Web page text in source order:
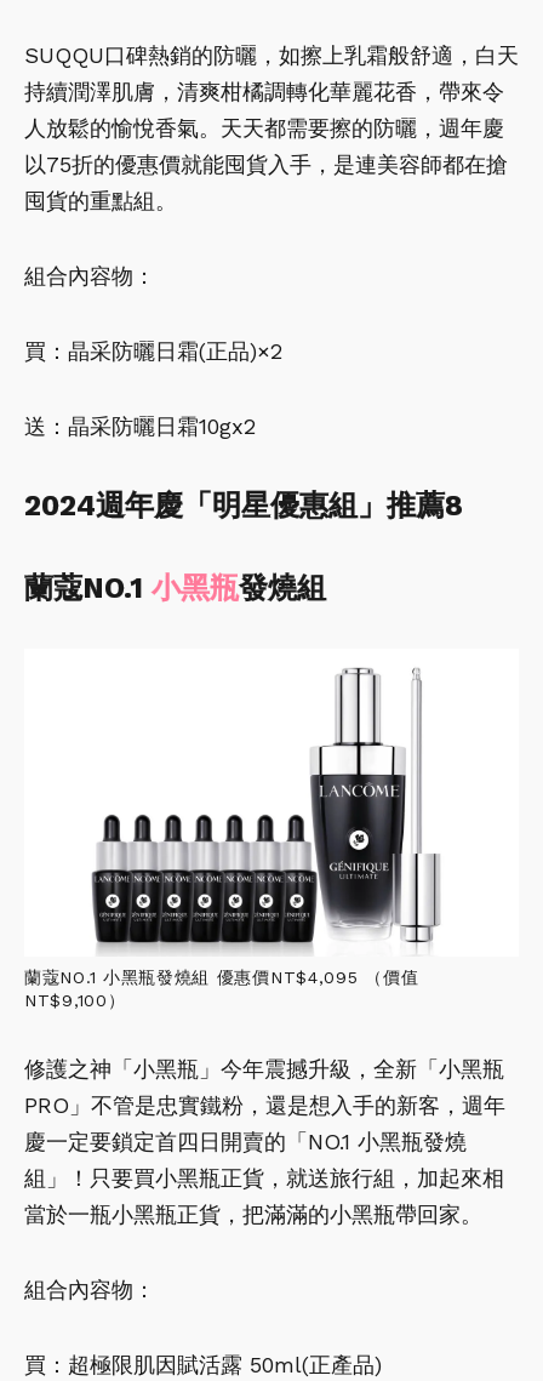
SUQQU口碑熱銷的防曬，如擦上乳霜般舒適，白天
持續潤澤肌膚，清爽柑橘調轉化華麗花香，帶來令
人放鬆的愉悅香氣。天天都需要擦的防曬，週年慶
以75折的優惠價就能囤貨入手，是連美容師都在搶
囤貨的重點組。
組合內容物：
買：晶采防曬日霜(正品)×2
送：晶采防曬日霜10gx2
2024週年慶「明星優惠組」推薦8
蘭蔻NO.1小黑瓶發燒組
蘭蔻NO.1 小黑瓶發燒組 優惠價NT$4,095 （價值
NT$9,100）
修護之神「小黑瓶」今年震撼升級，全新「小黑瓶
PRO」不管是忠實鐵粉，還是想入手的新客，週年
慶一定要鎖定首四日開賣的「NO.1 小黑瓶發燒
組」！只要買小黑瓶正貨，就送旅行組，加起來相
當於一瓶小黑瓶正貨，把滿滿的小黑瓶帶回家。
組合內容物：
買：超極限肌因賦活露 50ml(正產品)